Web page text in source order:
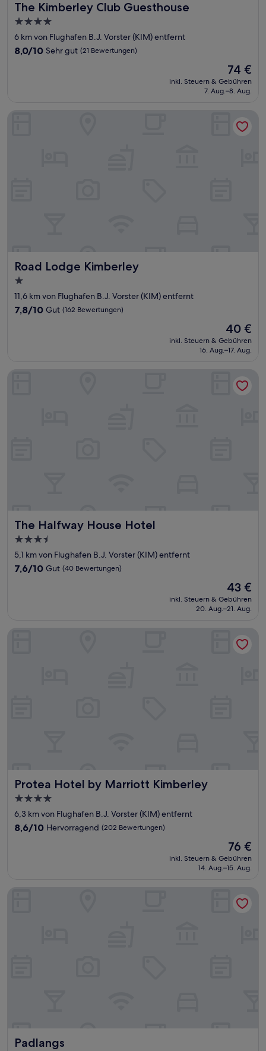
The Kimberley Club Guesthouse
The Kimberley Club Guesthouse
4.0-
Sterne-
Unterkunft
6 km von Flughafen B.J. Vorster (KIM) entfernt
8.0
Bewertungen)
8,0/10 Sehr gut (21 Bewertungen)
Der
Preis
beträgt
74 €
inkl. Steuern & Gebühren
7. Aug.–8. Aug.
Road Lodge Kimberley
Road Lodge Kimberley
1.0-
Stern-
Unterkunft
11,6 km von Flughafen B.J. Vorster (KIM) entfernt
7.8
7,8/10 Gut (162 Bewertungen)
Der
Preis
beträgt
40 €
inkl. Steuern & Gebühren
16. Aug.–17. Aug.
The Halfway House Hotel
The Halfway House Hotel
3.5-
Sterne-
Unterkunft
5,1 km von Flughafen B.J. Vorster (KIM) entfernt
7.6
7,6/10 Gut (40 Bewertungen)
Der
Preis
beträgt
43 €
inkl. Steuern & Gebühren
20. Aug.–21. Aug.
The Halfway House Hotel
Protea Hotel by Marriott Kimberley
Protea Hotel by Marriott Kimberley
4.0-
Sterne-
Unterkunft
6,3 km von Flughafen B.J. Vorster (KIM) entfernt
8.6
8,6/10 Hervorragend (202 Bewertungen)
Der
Preis
beträgt
76 €
inkl. Steuern & Gebühren
14. Aug.–15. Aug.
Padlangs
Padlangs
Padlangs